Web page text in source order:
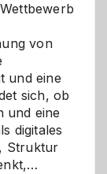
von
und eine
sich, ob
und eine
digitales
Struktur